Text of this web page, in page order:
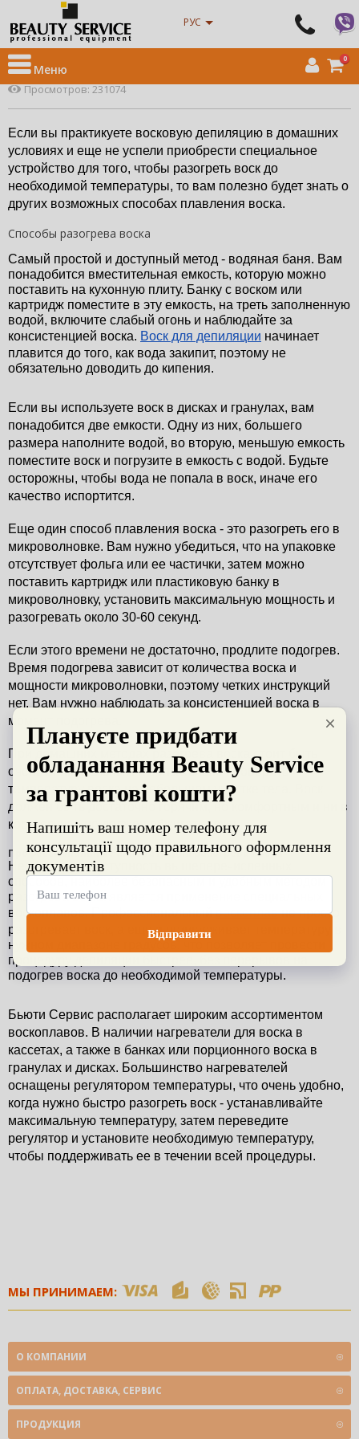
РУС
0
Меню
Интернет магазин оборудования для салонов красоты Новости
» Как
растопить воск для депиляции в домашних условиях?
Как растопить воск для депиляции в домашних условиях?
15 июля 2016 16:45:00
Просмотров: 231074
Если вы практикуете восковую депиляцию в домашних
условиях и еще не успели приобрести специальное
устройство для того, чтобы разогреть воск до
необходимой температуры, то вам полезно будет знать о
других возможных способах плавления воска.
Способы разогрева воска
Самый простой и доступный метод - водяная баня. Вам
понадобится вместительная емкость, которую можно
поставить на кухонную плиту. Банку с воском или
картридж поместите в эту емкость, на треть заполненную
водой, включите слабый огонь и наблюдайте за
консистенцией воска. Воск для депиляции начинает
плавится до того, как вода закипит, поэтому не
обязательно доводить до кипения.
Если вы используете воск в дисках и гранулах, вам
понадобится две емкости. Одну из них, большего
размера наполните водой, во вторую, меньшую емкость
поместите воск и погрузите в емкость с водой. Будьте
осторожны, чтобы вода не попала в воск, иначе его
качество испортится.
Еще один способ плавления воска - это разогреть его в
микроволновке. Вам нужно убедиться, что на упаковке
отсутствует фольга или ее частички, затем можно
поставить картридж или пластиковую банку в
микроволновку, установить максимальную мощность и
разогревать около 30-60 секунд.
Если этого времени не достаточно, продлите подогрев.
Время подогрева зависит от количества воска и
мощности микроволновки, поэтому четких инструкций
нет. Вам нужно наблюдать за консистенцией воска в
момент подогрева.
При домашних методах разогрева воска стоит быть
очень внимательным и обязательно проверять
температуру воска на небольшом участке тела. Воск
должен быть достаточно горячим, но комфортным и ни в
коем случае не должен обжигать кожу.
Профессиональные аппараты для разогрева воска
Несмотря на доступность вышеперечисленных
способов, наиболее безопасным и удобным методом
разогрева воска является применение специальных
воскоплавов. Профессиональный воскоплав не просто
разогревает воск, а еще и поддерживает температуру в
нужном диапазоне градусов, что позволяет провести
процедуру депиляции быстрее, без перерывов на
подогрев воска до необходимой температуры.
Бьюти Сервис располагает широким ассортиментом
воскоплавов. В наличии нагреватели для воска в
кассетах, а также в банках или порционного воска в
гранулах и дисках. Большинство нагревателей
оснащены регулятором температуры, что очень удобно,
когда нужно быстро разогреть воск - устанавливайте
максимальную температуру, затем переведите
регулятор и установите необходимую температуру,
чтобы поддерживать ее в течении всей процедуры.
МЫ ПРИНИМАЕМ:
О КОМПАНИИ
ОПЛАТА, ДОСТАВКА, СЕРВИС
ПРОДУКЦИЯ